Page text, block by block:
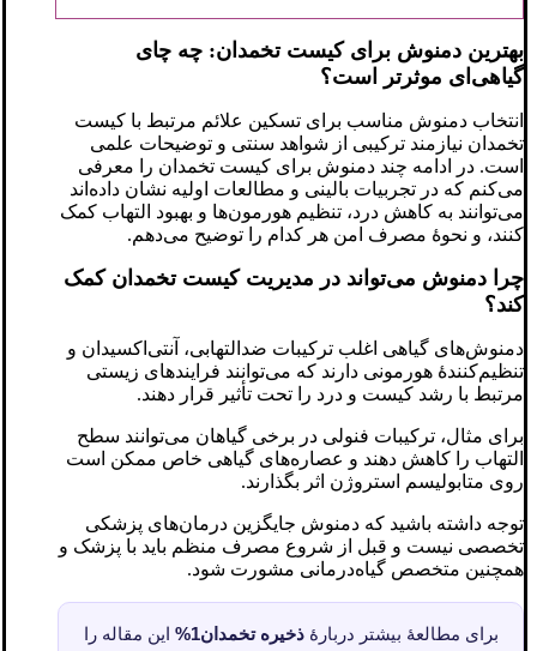
بهترین دمنوش برای کیست تخمدان: چه چای
گیاهی‌ای موثرتر است؟
انتخاب دمنوش مناسب برای تسکین علائم مرتبط با کیست
تخمدان نیازمند ترکیبی از شواهد سنتی و توضیحات علمی
است. در ادامه چند دمنوش برای کیست تخمدان را معرفی
می‌کنم که در تجربیات بالینی و مطالعات اولیه نشان داده‌اند
می‌توانند به کاهش درد، تنظیم هورمون‌ها و بهبود التهاب کمک
کنند، و نحوهٔ مصرف امن هر کدام را توضیح می‌دهم.
چرا دمنوش می‌تواند در مدیریت کیست تخمدان کمک
کند؟
دمنوش‌های گیاهی اغلب ترکیبات ضدالتهابی، آنتی‌اکسیدان و
تنظیم‌کنندهٔ هورمونی دارند که می‌توانند فرایندهای زیستی
مرتبط با رشد کیست و درد را تحت تأثیر قرار دهند.
برای مثال، ترکیبات فنولی در برخی گیاهان می‌توانند سطح
التهاب را کاهش دهند و عصاره‌های گیاهی خاص ممکن است
روی متابولیسم استروژن اثر بگذارند.
توجه داشته باشید که دمنوش جایگزین درمان‌های پزشکی
تخصصی نیست و قبل از شروع مصرف منظم باید با پزشک و
همچنین متخصص گیاه‌درمانی مشورت شود.
برای مطالعهٔ بیشتر دربارهٔذخیره تخمدان1%
این مقاله را